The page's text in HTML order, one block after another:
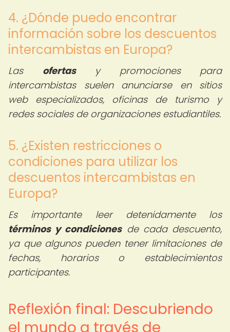
4. ¿Dónde puedo encontrar
información sobre los descuentos
intercambistas en Europa?
Las ofertasy promociones para
intercambistas suelen anunciarse en sitios
web especializados, oficinas de turismo y
redes sociales de organizaciones estudiantiles.
5. ¿Existen restricciones o
condiciones para utilizar los
descuentos intercambistas en
Europa?
Es importante leer detenidamente los
términos y condicionesde cada descuento,
ya que algunos pueden tener limitaciones de
fechas, horarios o establecimientos
participantes.
Reflexión final: Descubriendo
el mundo a través de